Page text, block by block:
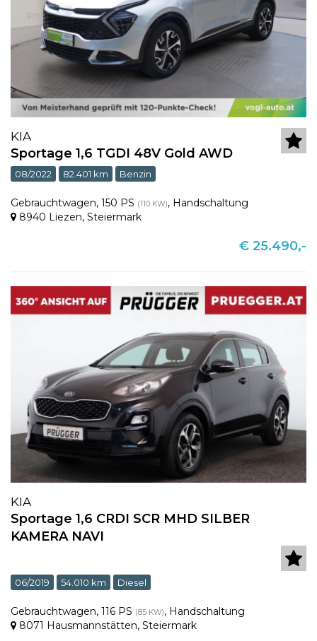
KIA
Sportage 1,6 TGDI 48V Gold AWD
08/2022 82.401 km Benzin
Gebrauchtwagen, 150 PS (110 KW), Handschaltung
8940 Liezen, Steiermark
€ 25.490,-
KIA
Sportage 1,6 CRDI SCR MHD SILBER
KAMERA NAVI
06/2019 54.010 km Diesel
Gebrauchtwagen, 116 PS (85 KW), Handschaltung
8071 Hausmannstätten, Steiermark